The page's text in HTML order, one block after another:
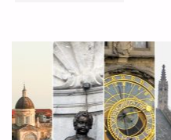
WIDZĄ
W
PODRÓŻACH?"